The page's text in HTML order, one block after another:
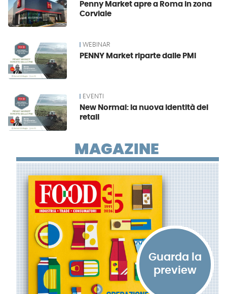
Penny Market apre a Roma in zona
Corviale
WEBINAR
PENNY Market riparte dalle PMI
EVENTI
New Normal: la nuova identità del
retail
MAGAZINE